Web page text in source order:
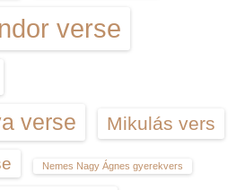
verse
verse Mikulás vers
Nemes Nagy Ágnes gyerekvers